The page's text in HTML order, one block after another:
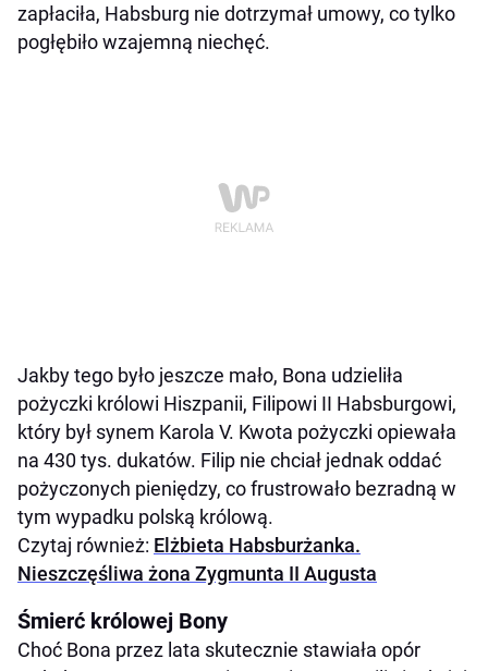
zapłaciła, Habsburg nie dotrzymał umowy, co tylko
pogłębiło wzajemną niechęć.
Jakby tego było jeszcze mało, Bona udzieliła
pożyczki królowi Hiszpanii, Filipowi II Habsburgowi,
który był synem Karola V. Kwota pożyczki opiewała
na 430 tys. dukatów. Filip nie chciał jednak oddać
pożyczonych pieniędzy, co frustrowało bezradną w
tym wypadku polską królową.
Czytaj również: Elżbieta Habsburżanka.
Nieszczęśliwa żona Zygmunta II Augusta
Śmierć królowej Bony
Choć Bona przez lata skutecznie stawiała opór